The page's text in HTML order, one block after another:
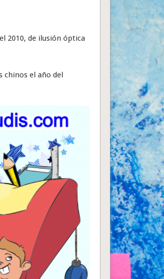
2010, de ilusión óptica
chinos el año del